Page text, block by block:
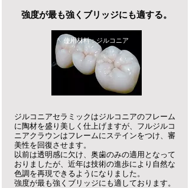
強度が最も強くブリッジにも適する。
使用材料：ジルコニア
ジルコニアセラミックはジルコニアのフレーム
に陶材を盛り美しく仕上げますが、フルジルコ
ニアクラウンはフレームにステインをつけ、審
美性を回復させます。
以前は透明感に欠け、奥歯のみの適用となって
おりましたが、近年は技術の進歩により自然な
色調を再現できるようになりました。
強度が最も強くブリッジにも適しております。